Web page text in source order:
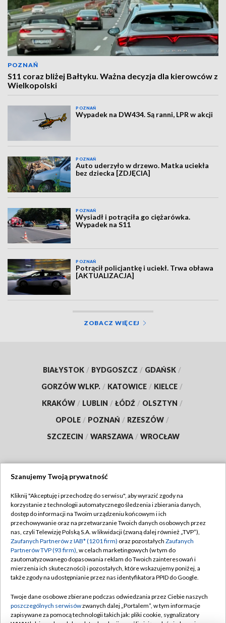
POZNAŃ
S11 coraz bliżej Bałtyku. Ważna decyzja dla kierowców z
Wielkopolski
POZNAŃ
Wypadek na DW434. Są ranni, LPR w akcji
POZNAŃ
Auto uderzyło w drzewo. Matka uciekła
bez dziecka [ZDJĘCIA]
POZNAŃ
Wysiadł i potrąciła go ciężarówka.
Wypadek na S11
POZNAŃ
Potrącił policjantkę i uciekł. Trwa obława
[AKTUALIZACJA]
ZOBACZ WIĘCEJ
BIAŁYSTOK / BYDGOSZCZ / GDAŃSK /
GORZÓW WLKP. / KATOWICE / KIELCE /
KRAKÓW / LUBLIN / ŁÓDŹ / OLSZTYN /
OPOLE / POZNAŃ / RZESZÓW /
SZCZECIN / WARSZAWA / WROCŁAW
TVP
Abonament TVP
Emisja w TVP
Centrum informacji TVP
Naziemna Telewizja Cyfrowa
Rada Programowa
System NOS
Regulamin TVP
Polityka prywatności
Moje zgody
Pomoc
Kontakt
Szanujemy Twoją prywatność
Kliknij "Akceptuję i przechodzę do serwisu", aby wyrazić zgody na
korzystanie z technologii automatycznego śledzenia i zbierania danych,
dostęp do informacji na Twoim urządzeniu końcowym i ich
przechowywanie oraz na przetwarzanie Twoich danych osobowych przez
nas, czyli Telewizję Polską S.A. w likwidacji (zwaną dalej również „TVP”),
Zaufanych Partnerów z IAB* (1201 firm) oraz pozostałych Zaufanych
Partnerów TVP (93 firm), w celach marketingowych (w tym do
zautomatyzowanego dopasowania reklam do Twoich zainteresowań i
mierzenia ich skuteczności) i pozostałych, które wskazujemy poniżej, a
także zgody na udostępnianie przez nas identyfikatora PPID do Google.
Twoje dane osobowe zbierane podczas odwiedzania przez Ciebie naszych
poszczególnych serwisówzwanych dalej „Portalem”, w tym informacje
zapisywane za pomocą technologii takich jak: pliki cookie, sygnalizatory